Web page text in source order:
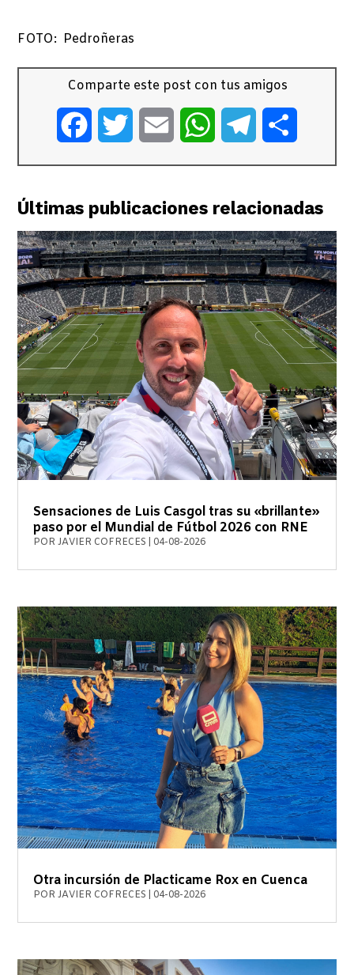
FOTO: Pedroñeras
Comparte este post con tus amigos
FacebookTwitter Email WhatsAppTelegram
Últimas publicaciones relacionadas
Sensaciones de Luis Casgol tras su «brillante»
paso por el Mundial de Fútbol 2026 con RNE
PORJAVIER COFRECES 04-08-2026
Otra incursión de Placticame Rox en Cuenca
PORJAVIER COFRECES 04-08-2026